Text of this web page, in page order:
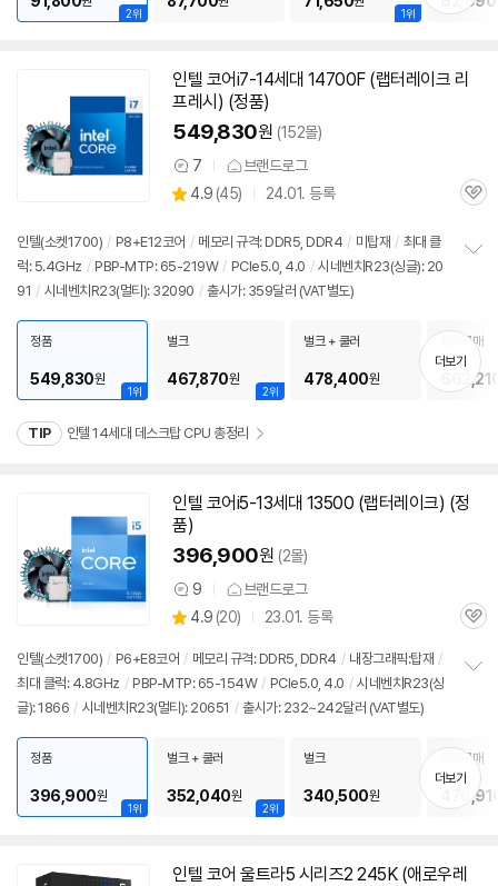
2위 1위
인텔 코어i7-14세대 14700F (랩터레이크 리
프레시) (정품)
549,830원 (152몰)
상
품
견
7 브랜드로그
별
4.9 (상
리
뷰
45) 24.01. 등록
관
인텔(소켓1700) / P8+E12코어 / 메모리 규격: DDR5, DDR4 / 미탑재 / 최대 클
럭: 5.4GHz / PBP-MTP: 65-219W / PCIe5.0, 4.0 / 시네벤치R23(싱글): 20
91 / 시네벤치R23(멀티): 32090 / 출시가: 359달러 (VAT별도)
치
기
1위
정품
549,830원
2위
벌크
467,870원
벌크 + 쿨러
478,400원
해외구매
더보기
TIP 인텔 14세대 데스크탑 CPU 총정리
인텔 코어i5-13세대 13500 (랩터레이크) (정
품)
396,900원 (2몰)
상
품
견
9 브랜드로그
별
점
4.9 (상
리
뷰
20) 23.01. 등록
관
인텔(소켓1700) / P6+E8코어 / 메모리 규격: DDR5, DDR4 / 내장그래픽:탑재 /
최대 클럭: 4.8GHz / PBP-MTP: 65-154W / PCIe5.0, 4.0 / 시네벤치R23(싱
글): 1866 / 시네벤치R23(멀티): 20651 / 출시가: 232~242달러 (VAT별도)
치
기
1위
정품
396,900원
2위
벌크 + 쿨러
352,040원
벌크
340,500원
해외구매
더보기
인텔 코어 울트라5 시리즈2 245K (애로우레